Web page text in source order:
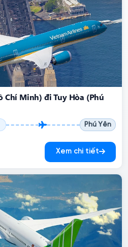
Chí Minh) đi Tuy Hòa (Phú
Phú Yên
Xem chi tiết